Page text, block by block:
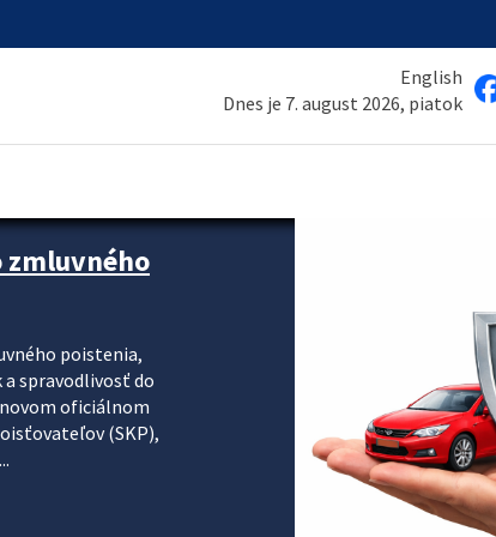
English
Dnes je 7. august 2026, piatok
zmluvného
poistenia,
spravodlivosť do
oficiálnom
(SKP),